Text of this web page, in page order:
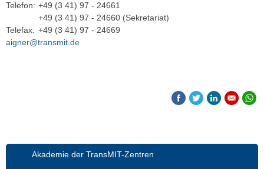
Akademie der TransMIT-Zentren
Telefon: +49 (3 41) 97 - 24661
+49 (3 41) 97 - 24660 (Sekretariat)
Telefax: +49 (3 41) 97 - 24669
aigner@transmit.de